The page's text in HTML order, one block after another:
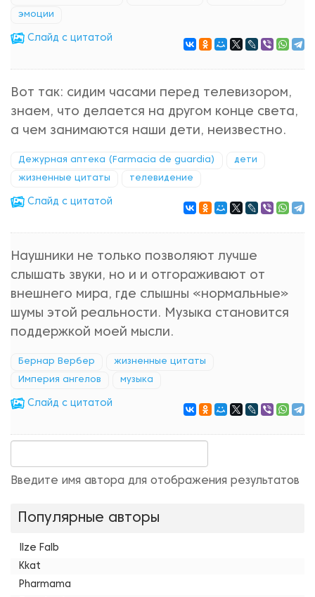
эмоции
Cлайд с цитатой
Вот так: сидим часами перед телевизором,
знаем, что делается на другом конце света,
а чем занимаются наши дети, неизвестно.
Дежурная аптека (Farmacia de guardia) дети
жизненные цитаты телевидение
Cлайд с цитатой
Наушники не только позволяют лучше
слышать звуки, но и и отгораживают от
внешнего мира, где слышны «нормальные»
шумы этой реальности. Музыка становится
поддержкой моей мысли.
Бернар Вербер жизненные цитаты
Империя ангелов музыка
Cлайд с цитатой
Введите имя автора для отображения результатов
Популярные авторы
Ilze Falb
Kkat
Pharmama